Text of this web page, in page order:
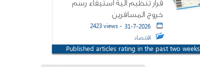
قرار تنظيم آلية استيفاء رسم
خروج المسافرين
31-7-2026
2423 views -
اقتصاد
Published articles rating in the past two weeks